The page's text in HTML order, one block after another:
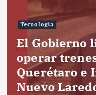
Tecnología
El Gobierno
operar
Querétaro e
Nuevo